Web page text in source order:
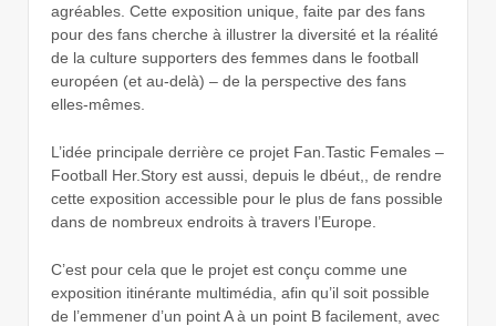
agréables. Cette exposition unique, faite par des fans
pour des fans cherche à illustrer la diversité et la réalité
de la culture supporters des femmes dans le football
européen (et au-delà) – de la perspective des fans
elles-mêmes.
L’idée principale derrière ce projet Fan.Tastic Females –
Football Her.Story est aussi, depuis le dbéut,, de rendre
cette exposition accessible pour le plus de fans possible
dans de nombreux endroits à travers l’Europe.
C’est pour cela que le projet est conçu comme une
exposition itinérante multimédia, afin qu’il soit possible
de l’emmener d’un point A à un point B facilement, avec